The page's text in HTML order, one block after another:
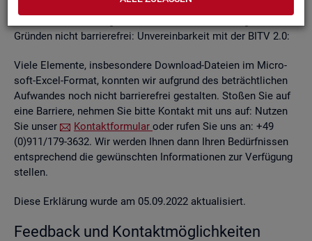
Grün­den nicht bar­rie­re­frei: Un­ver­ein­bar­keit mit der BITV 2.0:
Viele Ele­men­te, ins­be­son­de­re Down­load-Da­tei­en im Mi­cro­
soft-Excel-For­mat, konn­ten wir auf­grund des be­trächt­li­chen
Auf­wan­des noch nicht bar­rie­re­frei ge­stal­ten. Sto­ßen Sie auf
eine Bar­rie­re, neh­men Sie bitte Kon­takt mit uns auf: Nut­zen
Sie unser
Kon­takt­for­mu­lar oder rufen Sie uns an: +49
(0)911/179-3632. Wir wer­den Ihnen dann Ihren Be­dürf­nis­sen
ent­spre­chend die ge­wünsch­ten In­for­ma­tio­nen zur Ver­fü­gung
stel­len.
Diese Er­klä­rung wurde am 05.09.2022 ak­tua­li­siert.
Feed­back und Kon­takt­mög­lich­kei­ten